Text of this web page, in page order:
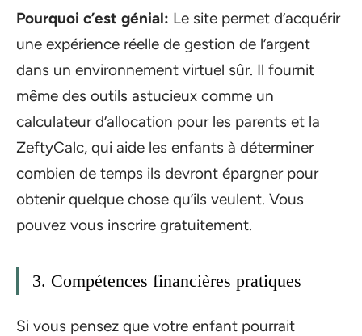
Pourquoi c’est génial: Le site permet d’acquérir
une expérience réelle de gestion de l’argent
dans un environnement virtuel sûr. Il fournit
même des outils astucieux comme un
calculateur d’allocation pour les parents et la
ZeftyCalc, qui aide les enfants à déterminer
combien de temps ils devront épargner pour
obtenir quelque chose qu’ils veulent. Vous
pouvez vous inscrire gratuitement.
3. Compétences financières pratiques
Si vous pensez que votre enfant pourrait